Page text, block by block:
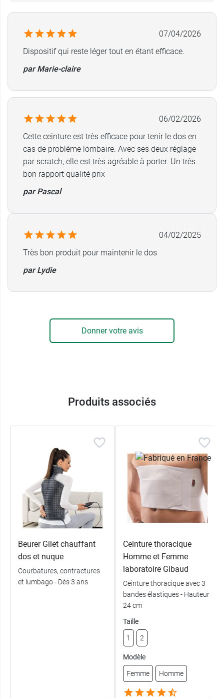
Quand mettre la ceinture lombaire
Lombogib progressiv ?
Sciatique
Douleurs lombaires chroniques
Conditionnement :Vendu à l'unité
Pour les traumatismes au niveau des côtes, la
ceinture thoracique Gibaud
07/04/2026
Dispositif qui reste léger tout en étant efficace.
par Marie-claire
06/02/2026
Cette ceinture est très efficace pour tenir le dos en
cas de problème lombaire. Avec ses deux réglage
par scratch, elle est très agréable à porter. Un très
bon rapport qualité prix
par Pascal
04/02/2025
Très bon produit pour maintenir le dos
par Lydie
Donner votre avis
Produits associés
Beurer Gilet chauffant
dos et nuque
Courbatures, contractures
et lumbago - Dès 3 ans
Ceinture thoracique
Homme et Femme
laboratoire Gibaud
Ceinture thoracique avec 3
bandes élastiques - Hauteur
24 cm
Taille
1 2
Modèle
Femme Homme